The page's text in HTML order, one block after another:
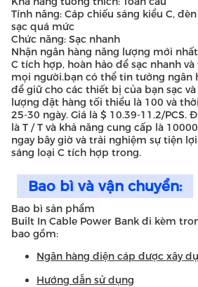
Tính năng: Cáp chiếu sáng kiểu C,
sạc quá mức
Chức năng: Sạc nhanh
Nhận ngân hàng năng lượng mới
C tích hợp, hoàn hảo để sạc nhanh
mọi người.bạn có thể tin tưởng ngân
để giữ cho các thiết bị của bạn sạc và
lượng đặt hàng tối thiểu là 100 và
25-30 ngày. Giá là $ 10.39-11.2/PCS.
là T / T và khả năng cung cấp là
ngay bây giờ và trải nghiệm sự tiện
sáng loại C tích hợp trong.
Bao bì và vận chuyển:
Bao bì sản phẩm
Built In Cable Power Bank đi kèm
bao gồm:
Ngân hàng điện cáp được xây
Hướng dẫn sử dụng